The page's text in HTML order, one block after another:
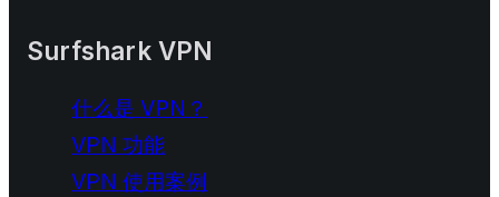
Surfshark VPN
什么是 VPN？
VPN 功能
VPN 使用案例